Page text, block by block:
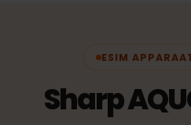
ESIM
Sharp